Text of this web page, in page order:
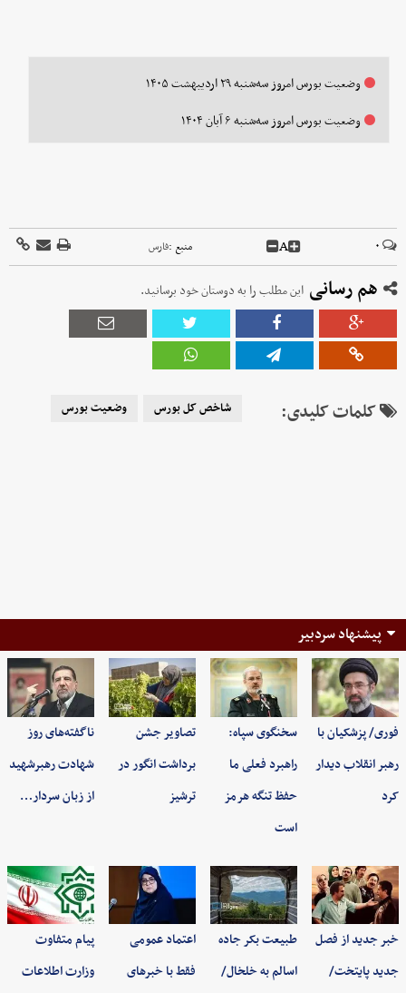
وضعیت بورس امروز سه‌شنبه ۲۹ اردیبهشت ۱۴۰۵
وضعیت بورس امروز سه‌شنبه ۶ آبان ۱۴۰۴
۰ A منبع :فارس
هم رسانی این مطلب را به دوستان خود برسانید.
کلمات کلیدی: شاخص کل بورس وضعیت بورس
پیشنهاد سردبیر
فوری/ پزشکیان با
رهبر انقلاب دیدار
کرد
سخنگوی سپاه:
راهبرد فعلی ما
حفظ تنگه هرمز
است
تصاویر جشن
برداشت انگور در
ترشیز
ناگفته‌های روز
شهادت رهبرشهید
از زبان سردار…
خبر جدید از فصل
جدید پایتخت/
طبیعت بکر جاده
اسالم به خلخال/
اعتماد عمومی
فقط با خبرهای
پیام متفاوت
وزارت اطلاعات